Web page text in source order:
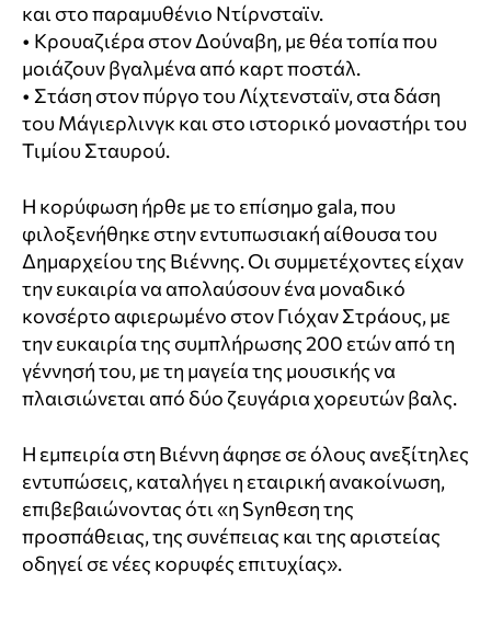
και στο παραμυθένιο Ντίρνσταϊν.
• Κρουαζιέρα στον Δούναβη, με θέα τοπία που
μοιάζουν βγαλμένα από καρτ ποστάλ.
• Στάση στον πύργο του Λίχτενσταϊν, στα δάση
του Μάγιερλινγκ και στο ιστορικό μοναστήρι του
Τιμίου Σταυρού.
Η κορύφωση ήρθε με το επίσημο gala, που
φιλοξενήθηκε στην εντυπωσιακή αίθουσα του
Δημαρχείου της Βιέννης. Οι συμμετέχοντες είχαν
την ευκαιρία να απολαύσουν ένα μοναδικό
κονσέρτο αφιερωμένο στον Γιόχαν Στράους, με
την ευκαιρία της συμπλήρωσης 200 ετών από τη
γέννησή του, με τη μαγεία της μουσικής να
πλαισιώνεται από δύο ζευγάρια χορευτών βαλς.
Η εμπειρία στη Βιέννη άφησε σε όλους ανεξίτηλες
εντυπώσεις, καταλήγει η εταιρική ανακοίνωση,
επιβεβαιώνοντας ότι «η Synθεση της
προσπάθειας, της συνέπειας και της αριστείας
οδηγεί σε νέες κορυφές επιτυχίας».